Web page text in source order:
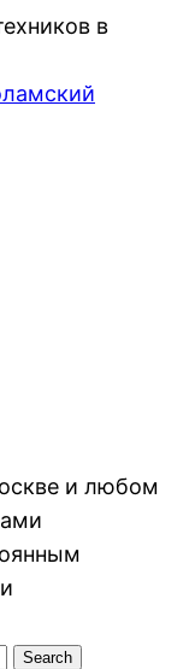
в
и любом
Search